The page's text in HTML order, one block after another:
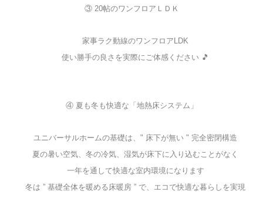
③ 20帖のワンフロアＬＤＫ
家事ラク動線のワンフロアLDK
使い勝手の良さを実際にご体感ください 🎵
④ 夏も冬も快適な「地熱床システム」
ユニバーサルホームの基礎は、" 床下が無い " 完全密閉構造
夏の暑い空気、冬の冷気、湿気が床下に入り込むことがなく
一年を通して快適な室内環境になります
冬は ” 基礎全体を暖める床暖房 ” で、エコで快適な暮らしを実現